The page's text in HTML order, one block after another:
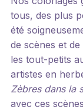
tous, des plus
été
de scènes et
les tout-petits
artistes en
Zèbres dans la
avec ces